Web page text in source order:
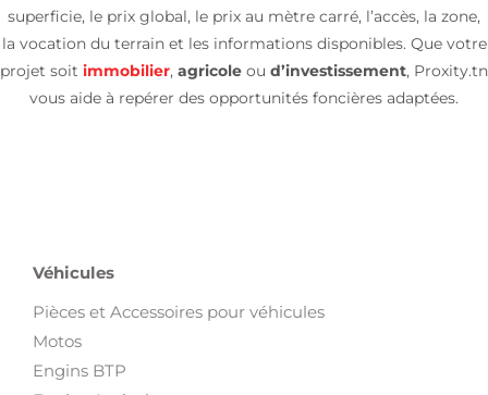
superficie, le prix global, le prix au mètre carré, l’accès, la zone,
la vocation du terrain et les informations disponibles. Que votre
projet soit immobilier, agricole ou d’investissement, Proxity.tn
vous aide à repérer des opportunités foncières adaptées.
Véhicules
Pièces et Accessoires pour véhicules
Motos
Engins BTP